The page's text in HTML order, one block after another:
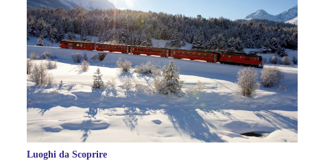
Luoghi da Scoprire